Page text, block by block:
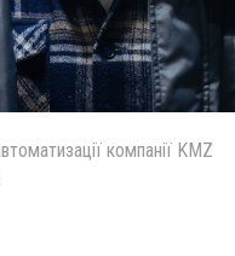
компанії KMZ